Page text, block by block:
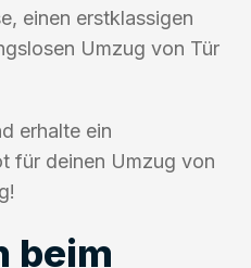
einen erstklassigen
Umzug von Tür
erhalte ein
für deinen Umzug von
beim